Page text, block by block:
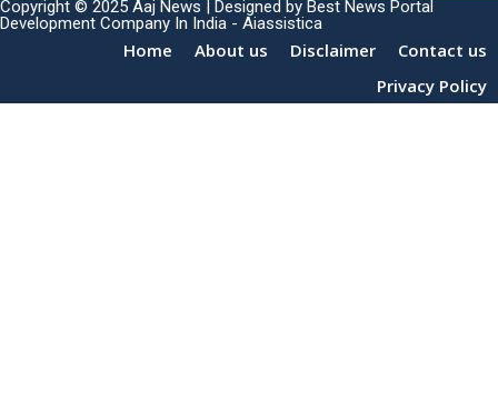
Copyright © 2025 Aaj News | Designed by Best News Portal
Development Company In India - Aiassistica
Home About us Disclaimer
Contact us
Privacy Policy